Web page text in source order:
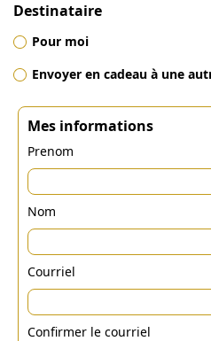
Destinataire
Pour moi
Envoyer en cadeau à une
Mes informations
Prenom
Nom
Courriel
Confirmer le courriel